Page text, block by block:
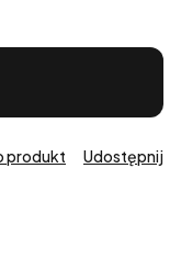
produkt Udostępnij